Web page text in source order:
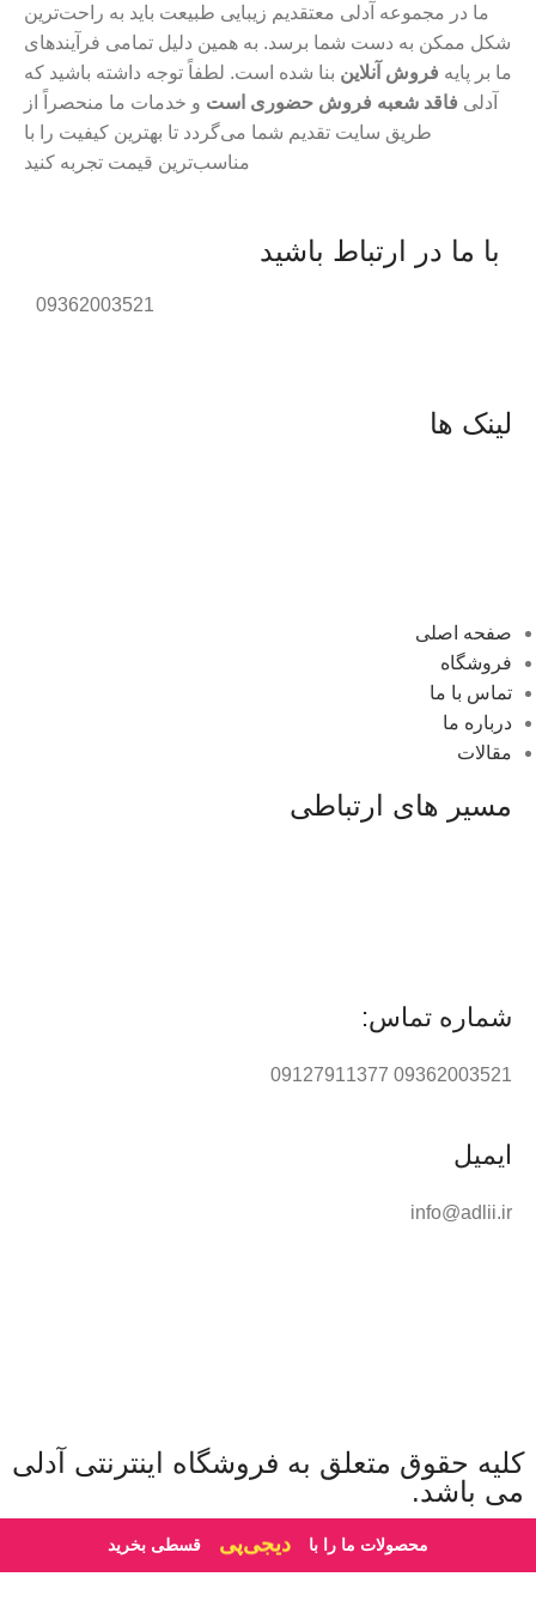
ما در مجموعه آدلی معتقدیم زیبایی طبیعت باید به راحت‌ترین
شکل ممکن به دست شما برسد. به همین دلیل تمامی فرآیندهای
ما بر پایه فروش آنلاین بنا شده است. لطفاً توجه داشته باشید که
آدلی فاقد شعبه فروش حضوری است و خدمات ما منحصراً از
طریق سایت تقدیم شما می‌گردد تا بهترین کیفیت را با
مناسب‌ترین قیمت تجربه کنید
با ما در ارتباط باشید
09362003521
لینک ها
صفحه اصلی
فروشگاه
تماس با ما
درباره ما
مقالات
مسیر های ارتباطی
شماره تماس:
09362003521 09127911377
ایمیل
info@adlii.ir
کلیه حقوق متعلق به فروشگاه اینترنتی آدلی
می باشد.
محصولات ما را با دیجی‌پی قسطی بخرید